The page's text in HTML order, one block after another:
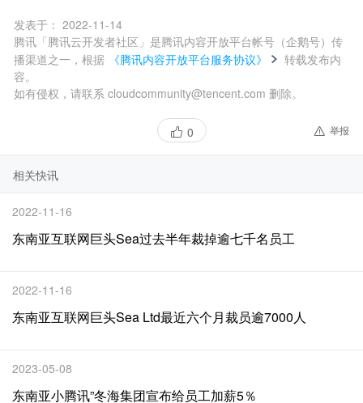
发表于： 2022-11-14
腾讯「腾讯云开发者社区」是腾讯内容开放平台帐号（企鹅号）传
播渠道之一，根据
《腾讯内容开放平台服务协议》
转载发布内
容。
如有侵权，请联系 cloudcommunity@tencent.com 删除。
0 举报
相关快讯
2022-11-16
东南亚互联网巨头Sea过去半年裁掉逾七千名员工
2022-11-16
东南亚互联网巨头Sea Ltd最近六个月裁员逾7000人
2023-05-08
东南亚小腾讯”冬海集团宣布给员工加薪5％